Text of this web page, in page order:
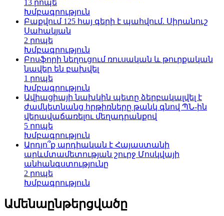
13 րոպե
Խմբագրություն
Բաքվում 125 հայ գերի է պահվում. Սիրանուշ
Սահակյան
2 րոպե
Խմբագրություն
Բոսֆորի նեղուցում ռուսական և թուրքական
նավեր են բախվել
1 րոպե
Խմբագրություն
Ավիացիայի նախկին պետը ձերբակալվել է
ժամկետնանց հրթիռները թանկ գնով ՊՆ-ին
վերավաճառելու մեղադրանքով
5 րոպե
Խմբագրություն
Արդյո՞ք արդիական է Հայաստանի
արևմտամետության շուրջ Մոսկվայի
անհանգստությունը
2 րոպե
Խմբագրություն
Ամենաընթերցվածը